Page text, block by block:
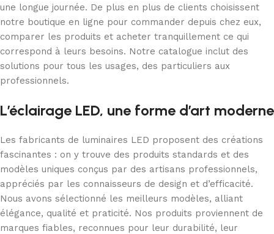
une longue journée. De plus en plus de clients choisissent
notre boutique en ligne pour commander depuis chez eux,
comparer les produits et acheter tranquillement ce qui
correspond à leurs besoins. Notre catalogue inclut des
solutions pour tous les usages, des particuliers aux
professionnels.
L’éclairage LED, une forme d’art moderne
Les fabricants de luminaires LED proposent des créations
fascinantes : on y trouve des produits standards et des
modèles uniques conçus par des artisans professionnels,
appréciés par les connaisseurs de design et d’efficacité.
Nous avons sélectionné les meilleurs modèles, alliant
élégance, qualité et praticité. Nos produits proviennent de
marques fiables, reconnues pour leur durabilité, leur